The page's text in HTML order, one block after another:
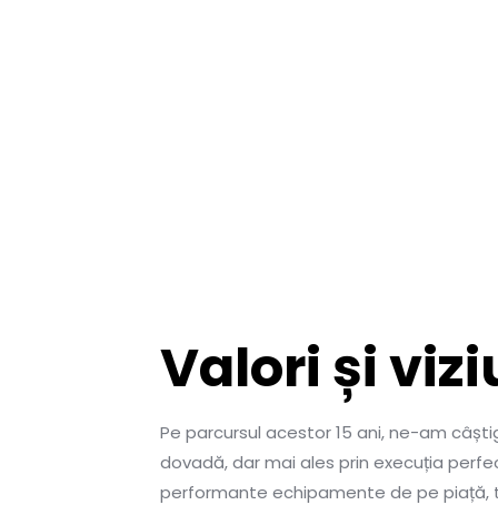
Valori și
Pe parcursul acestor 15 ani, ne-am
dovadă, dar mai ales prin execuția
performante echipamente de pe piață,